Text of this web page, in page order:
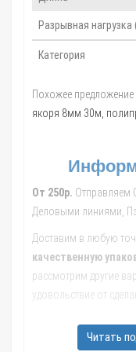
Разрывная нагрузка
Категория
Похожее предложение
якоря 8мм 30м,
От 250р. Отправляем
Деловыми линиями,
Доставим в любую
качественную
рассмотрим другие
удовольствие от
транспортнойЧитать